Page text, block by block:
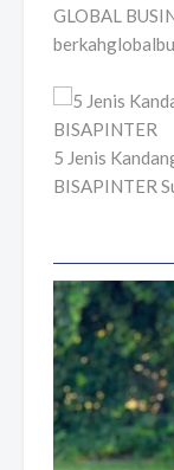
GLOBAL
5 Jenis
BISAPINTER